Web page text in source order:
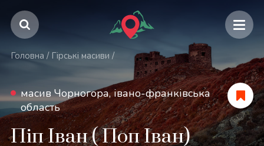
Головна / Гірські масиви /
масив Чорногора, івано-франківська
область
Піп Іван ( Поп Іван)